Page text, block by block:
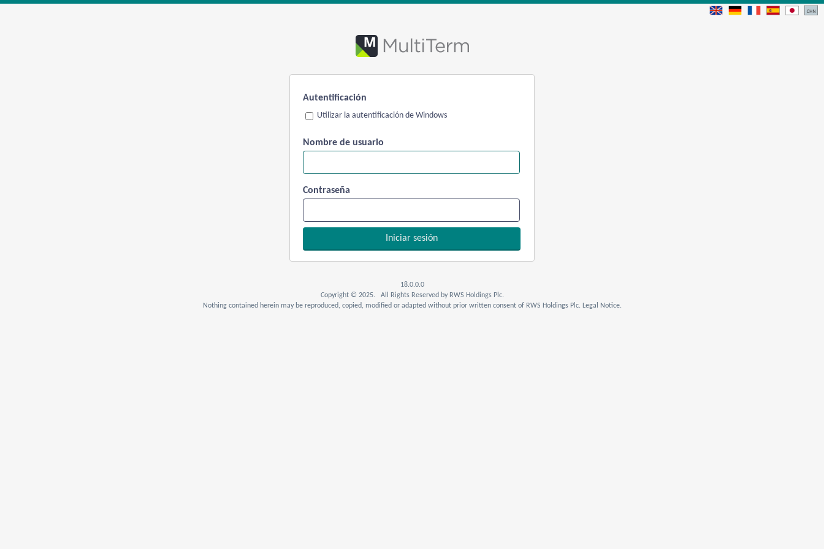
Autentificación
Utilizar la autentificación de Windows
Nombre de usuario
Contraseña
18.0.0.0
Copyright © 2025. All Rights Reserved by RWS Holdings Plc.
Nothing contained herein may be reproduced, copied, modified or adapted without prior written consent of RWS Holdings Plc. Legal Notice.